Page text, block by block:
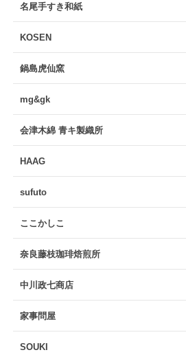
名尾手すき和紙
KOSEN
鍋島虎仙窯
mg&gk
会津木綿 青キ製織所
HAAG
sufuto
ここかしこ
奈良藤枝珈琲焙煎所
中川政七商店
家事問屋
SOUKI